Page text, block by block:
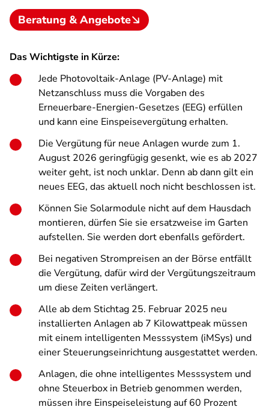
Beratung & Angebote
Das Wichtigste in Kürze:
Jede Photovoltaik-Anlage (PV-Anlage) mit
Netzanschluss muss die Vorgaben des
Erneuerbare-Energien-Gesetzes (EEG) erfüllen
und kann eine Einspeisevergütung erhalten.
Die Vergütung für neue Anlagen wurde zum 1.
August 2026 geringfügig gesenkt, wie es ab 2027
weiter geht, ist noch unklar. Denn ab dann gilt ein
neues EEG, das aktuell noch nicht beschlossen ist.
Können Sie Solarmodule nicht auf dem Hausdach
montieren, dürfen Sie sie ersatzweise im Garten
aufstellen. Sie werden dort ebenfalls gefördert.
Bei negativen Strompreisen an der Börse entfällt
die Vergütung, dafür wird der Vergütungszeitraum
um diese Zeiten verlängert.
Alle ab dem Stichtag 25. Februar 2025 neu
installierten Anlagen ab 7 Kilowattpeak müssen
mit einem intelligenten Messsystem (iMSys) und
einer Steuerungseinrichtung ausgestattet werden.
Anlagen, die ohne intelligentes Messsystem und
ohne Steuerbox in Betrieb genommen werden,
müssen ihre Einspeiseleistung auf 60 Prozent